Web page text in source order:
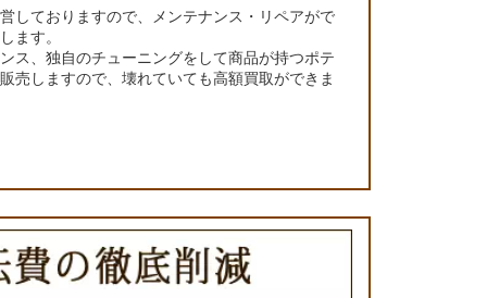
しておりますので、メンテナンス・リペアがで
ます。
ス、独自のチューニングをして商品が持つポテ
売しますので、壊れていても高額買取ができま